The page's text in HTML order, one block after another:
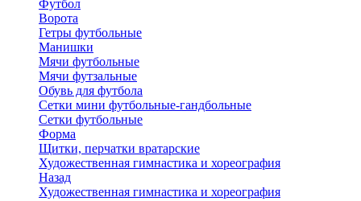
Футбол
Ворота
Гетры футбольные
Манишки
Мячи футбольные
Мячи футзальные
Обувь для футбола
Сетки мини футбольные-гандбольные
Сетки футбольные
Форма
Щитки, перчатки вратарские
Художественная гимнастика и хореография
Назад
Художественная гимнастика и хореография